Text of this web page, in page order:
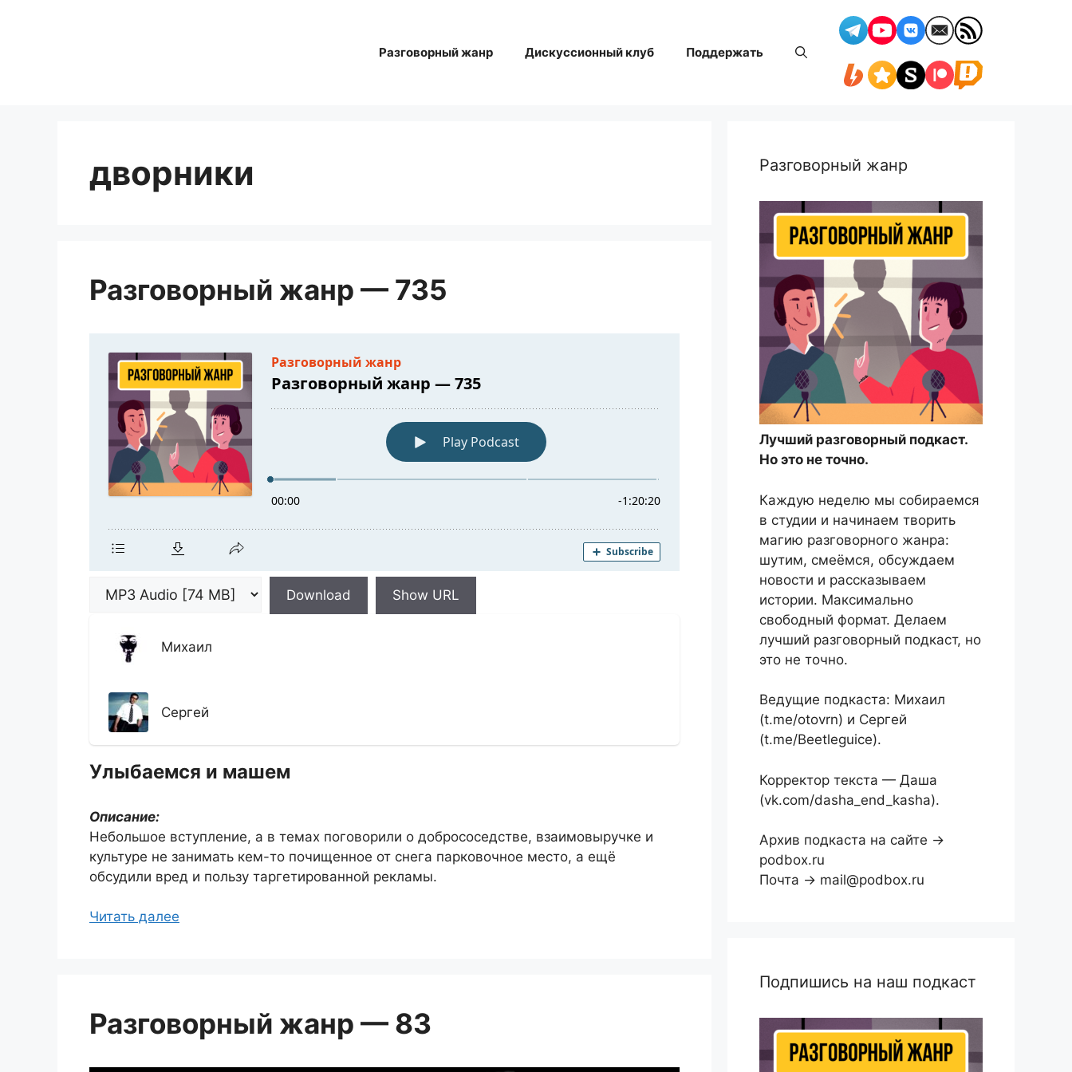
Разговорный жанр Дискуссионный клуб Поддержать
дворники
Разговорный жанр — 735
Download Show URL
Михаил
Сергей
Улыбаемся и машем
Описание:
Небольшое вступление, а в темах поговорили о добрососедстве, взаимовыручке и
культуре не занимать кем-то почищенное от снега парковочное место, а ещё
обсудили вред и пользу таргетированной рекламы.
Читать далее
Разговорный жанр — 83
Разговорный жанр
Лучший разговорный подкаст.
Но это не точно.
Каждую неделю мы собираемся
в студии и начинаем творить
магию разговорного жанра:
шутим, смеёмся, обсуждаем
новости и рассказываем
истории. Максимально
свободный формат. Делаем
лучший разговорный подкаст, но
это не точно.
Ведущие подкаста: Михаил
(t.me/otovrn) и Сергей
(t.me/Beetleguice).
Корректор текста — Даша
(vk.com/dasha_end_kasha).
Архив подкаста на сайте →
podbox.ru
Почта → mail@podbox.ru
Подпишись на наш подкаст